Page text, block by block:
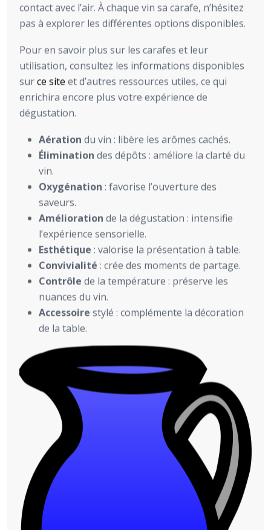
contact avec l’air. À chaque vin sa carafe, n’hésitez
pas à explorer les différentes options disponibles.
Pour en savoir plus sur les carafes et leur
utilisation, consultez les informations disponibles
surce site et d’autres ressources utiles, ce qui
enrichira encore plus votre expérience de
dégustation.
Aération du vin : libère les arômes cachés.
Élimination des dépôts : améliore la clarté du
vin.
Oxygénation : favorise l’ouverture des
saveurs.
Amélioration de la dégustation : intensifie
l’expérience sensorielle.
Esthétique : valorise la présentation à table.
Convivialité : crée des moments de partage.
Contrôle de la température : préserve les
nuances du vin.
Accessoire stylé : complémente la décoration
de la table.